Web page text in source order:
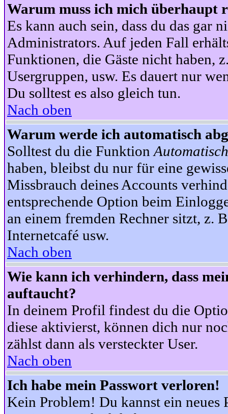
Warum muss ich mich überhaupt
Es kann auch sein, dass du das gar
Administrators. Auf jeden Fall
Funktionen, die Gäste nicht haben,
Usergruppen, usw. Es dauert nur
Du solltest es also gleich tun.
Nach oben
Warum werde ich automatisch
Solltest du die Funktion
haben, bleibst du nur für eine
Missbrauch deines Accounts
entsprechende Option beim
an einem fremden Rechner sitzt, z.
Internetcafé usw.
Nach oben
Wie kann ich verhindern, dass
auftaucht?
In deinem Profil findest du die
diese aktivierst, können dich nur
zählst dann als versteckter User.
Nach oben
Ich habe mein Passwort verloren!
Kein Problem! Du kannst ein neues